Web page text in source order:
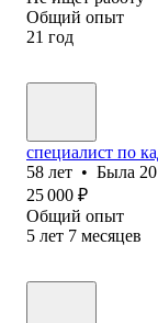
Общий опыт
21 год
специалист по
58 лет • Была
25 000 ₽
Общий опыт
5 лет 7 месяцев